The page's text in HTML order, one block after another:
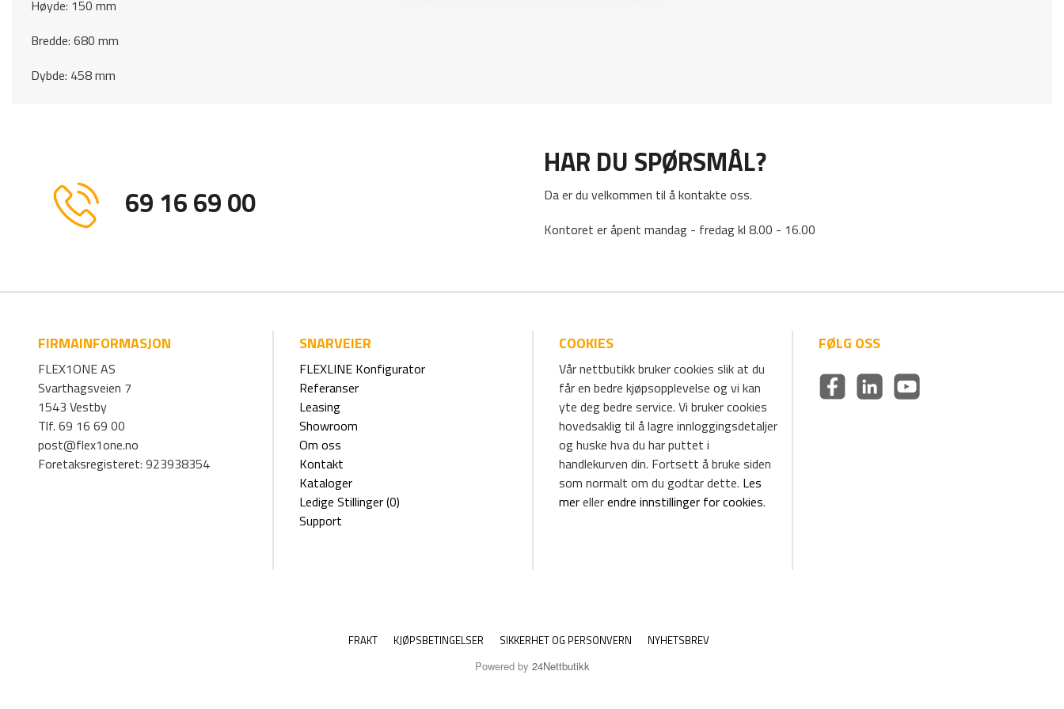
Høyde: 150 mm
Bredde: 680 mm
Dybde: 458 mm
69 16 69 00
HAR DU SPØRSMÅL?
Da er du velkommen til å kontakte oss.
Kontoret er åpent mandag - fredag kl 8.00 - 16.00
FIRMAINFORMASJON
FLEX1ONE AS
Svarthagsveien 7
1543 Vestby
Tlf. 69 16 69 00
post@flex1one.no
Foretaksregisteret: 923938354
SNARVEIER
FLEXLINE Konfigurator
Referanser
Leasing
Showroom
Om oss
Kontakt
Kataloger
Ledige Stillinger (0)
Support
COOKIES
Vår nettbutikk bruker cookies slik at du
får en bedre kjøpsopplevelse og vi kan
yte deg bedre service. Vi bruker cookies
hovedsaklig til å lagre innloggingsdetaljer
og huske hva du har puttet i
handlekurven din. Fortsett å bruke siden
som normalt om du godtar dette. Les
merellerendre innstillinger for cookies.
FØLG OSS
FRAKT KJØPSBETINGELSER SIKKERHET OG PERSONVERN NYHETSBREV
Powered by 24Nettbutikk